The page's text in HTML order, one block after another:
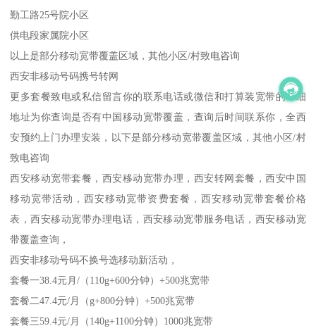
勤工路25号院小区
供电段家属院小区
以上是部分移动宽带覆盖区域，其他小区/村致电咨询
西安非移动号码携号转网
更多套餐致电或私信留言你的联系电话或微信和打算装宽带的详细
地址为你查询是否有中国移动宽带覆盖，查询后时间联系你，全西
安预约上门办理安装，以下是部分移动宽带覆盖区域，其他小区/村
致电咨询
西安移动宽带套餐，西安移动宽带办理，西安转网套餐，西安中国
移动宽带活动，西安移动宽带资费套餐，西安移动宽带套餐价格
表，西安移动宽带办理电话，西安移动宽带服务电话，西安移动宽
带覆盖查询，
西安非移动号码不换号选移动新活动，
套餐一38.4元月/（110g+600分钟）+500兆宽带
套餐二47.4元/月（g+800分钟）+500兆宽带
套餐三59.4元/月（140g+1100分钟）1000兆宽带